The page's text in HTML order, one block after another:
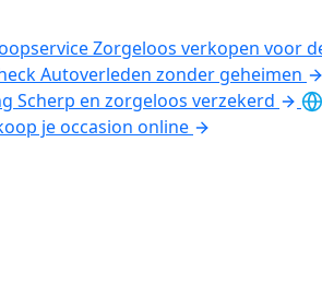
Zorgeloos verkopen voor
Autoverleden zonder geheimen
Scherp en zorgeloos verzekerd
je occasion online